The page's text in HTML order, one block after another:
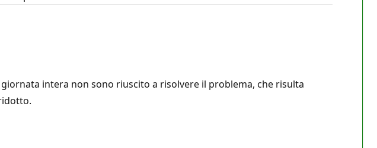
intera non sono riuscito a risolvere il problema, che risulta